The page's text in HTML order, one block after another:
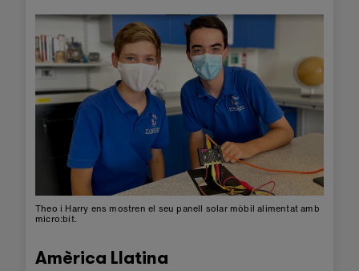
Theo i Harry ens mostren el seu panell solar mòbil alimentat amb
micro:bit.
Amèrica Llatina